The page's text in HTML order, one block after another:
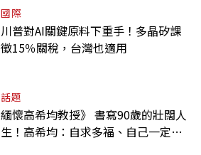
國際
川普對AI關鍵原料下重手！多晶矽課
徵15％關稅，台灣也適用
話題
緬懷高希均教授》 書寫90歲的壯闊人
生！高希均：自求多福、自己一定要